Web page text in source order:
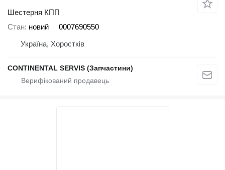
Шестерня КПП
Стан новий
0007690550
Україна, Хоростків
CONTINENTAL SERVIS (Запчастини)